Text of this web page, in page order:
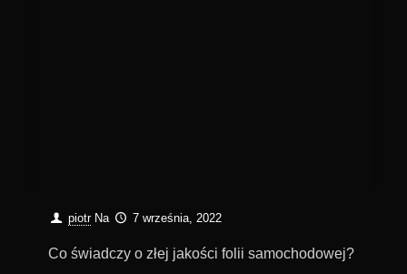
piotr Na 7 września, 2022
Co świadczy o złej jakości folii samochodowej?